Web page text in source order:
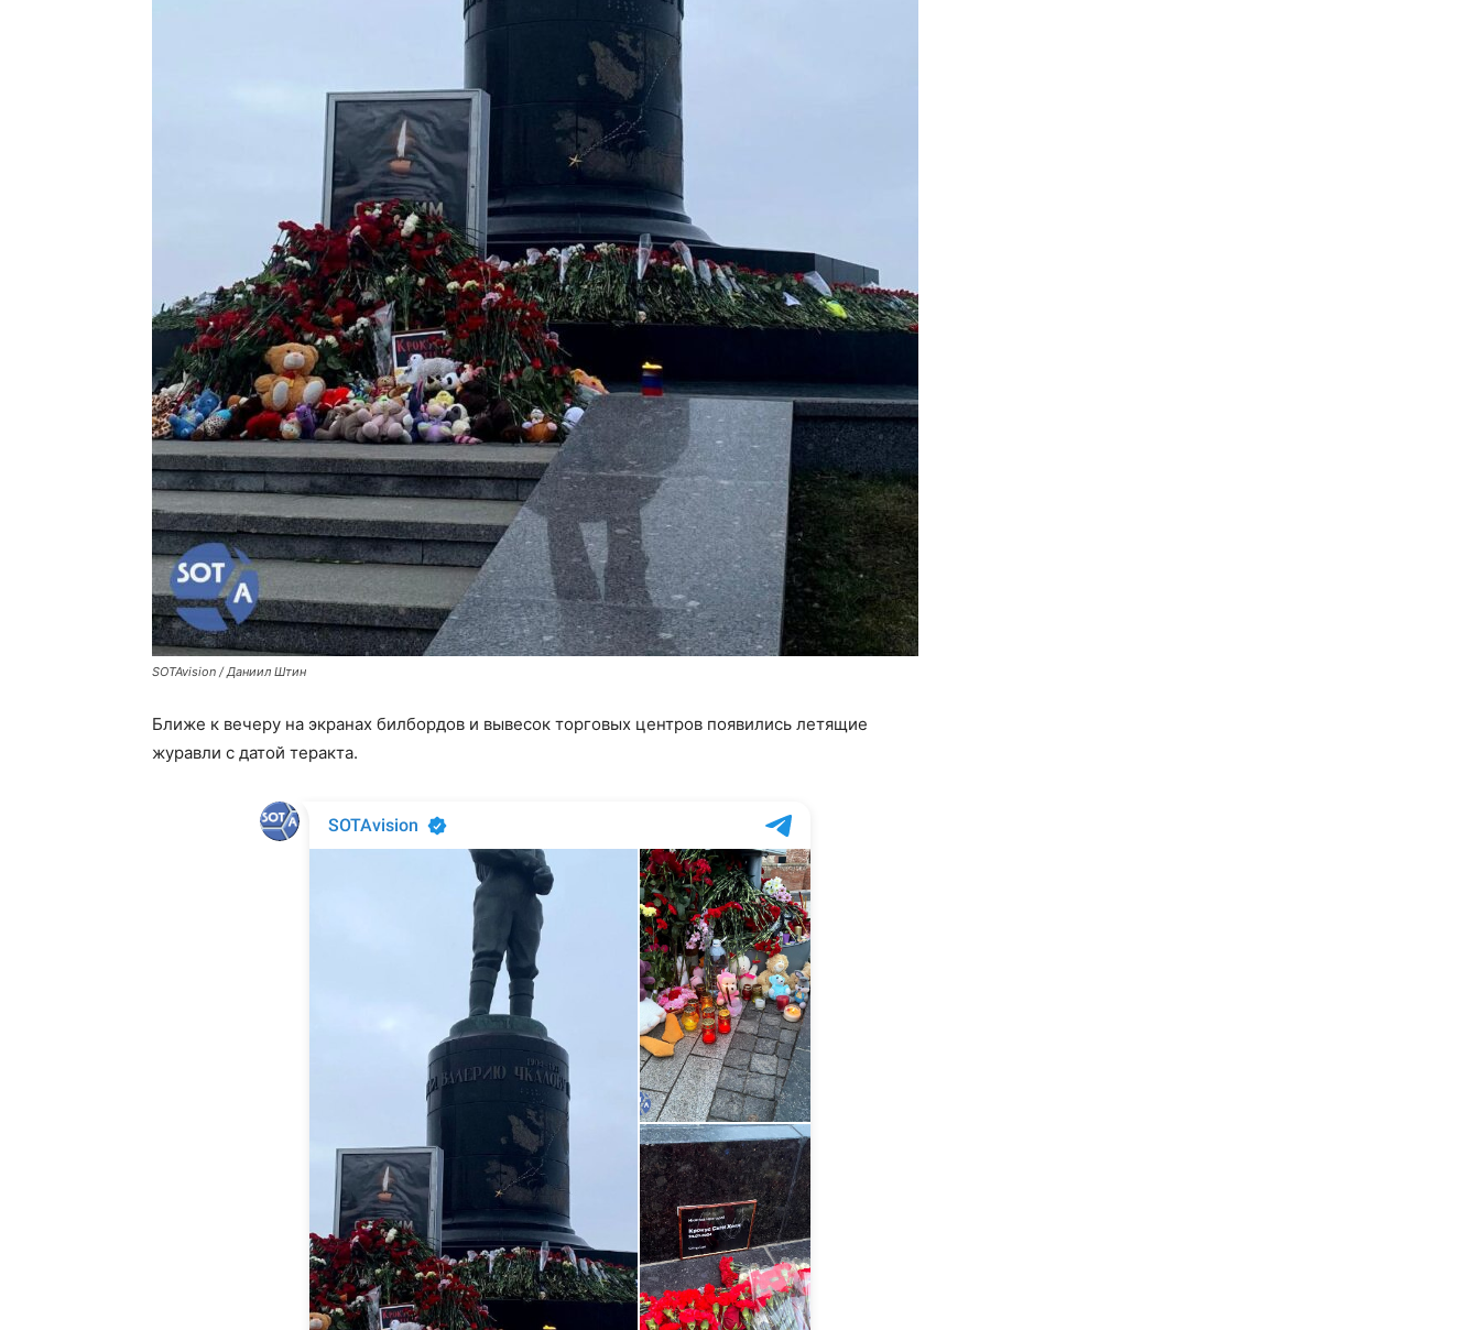
SOTAvision / Даниил Штин
Ближе к вечеру на экранах билбордов и вывесок торговых центров появились летящие
журавли с датой теракта.